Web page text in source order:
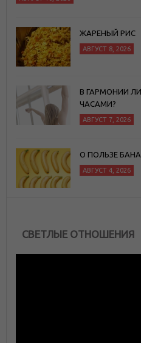
ЖАРЕНЫЙ РИС
АВГУСТ 8, 2026
В ГАРМОНИИ
ЧАСАМИ?
АВГУСТ 7, 2026
О ПОЛЬЗЕ
АВГУСТ 4, 2026
СВЕТЛЫЕ ОТНОШЕНИЯ